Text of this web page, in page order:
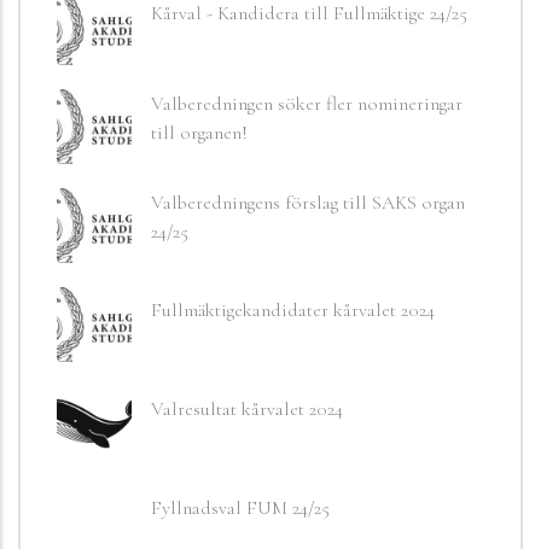
Kårval - Kandidera till Fullmäktige 24/25
Valberedningen söker fler nomineringar
till organen!
Valberedningens förslag till SAKS organ
24/25
Fullmäktigekandidater kårvalet 2024
Valresultat kårvalet 2024
Fyllnadsval FUM 24/25